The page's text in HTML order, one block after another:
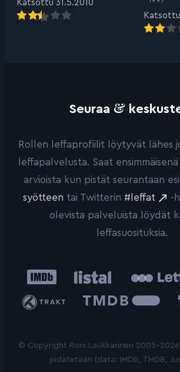
Katsottu 31.5.2010
Katsottu
Seuraa &
Rollen leffaprofiilit löytyvät lähes
leffapalvelusta. Saat
arvioista kun pistät seurantaan
syötteen tai Twitterin #leffat
-
olevista palveluista löydät
leffasuosituksia.
IMDb Listal
Trakt
Database
© Copyright Roni Laukkarinen 2005-
pidätetään (data: IMDb, TMDB,